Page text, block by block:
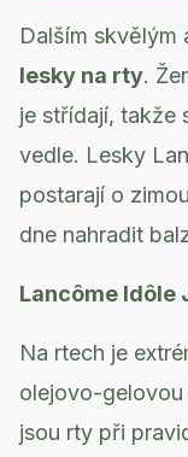
Dalším skvělým
lesky na rty.
je střídají, takže
vedle. Lesky
postarají o
dne nahradit
Lancôme Idôle
Na rtech je
olejovo-gelovou
jsou rty při